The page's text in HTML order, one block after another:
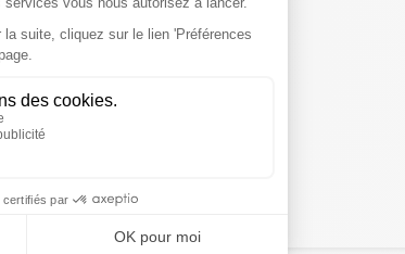
12 ans, 13 ans au Japon.